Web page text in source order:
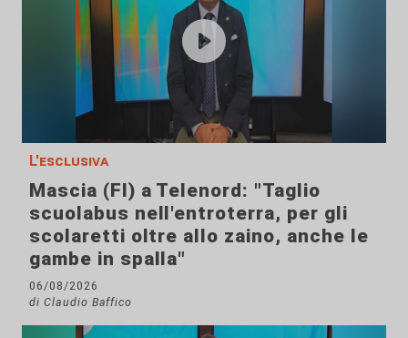
L'esclusiva
Mascia (FI) a Telenord: "Taglio
scuolabus nell'entroterra, per gli
scolaretti oltre allo zaino, anche le
gambe in spalla"
06/08/2026
di Claudio Baffico